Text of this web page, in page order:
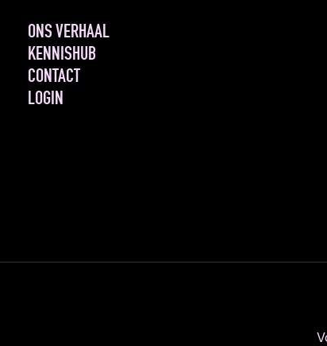
ONS VERHAAL
KENNISHUB
CONTACT
LOGIN